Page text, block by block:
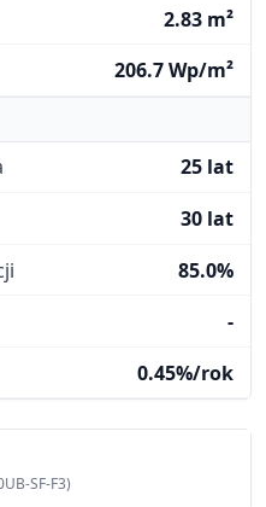
2.83 m²
206.7 Wp/m²
25 lat
30 lat
85.0%
-
0.45%/rok
SF-F3)